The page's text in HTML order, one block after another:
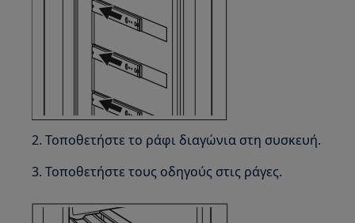
2. Τοποθετήστε το ράφι διαγώνια στη συσκευή.
3. Τοποθετήστε τους οδηγούς στις ράγες.